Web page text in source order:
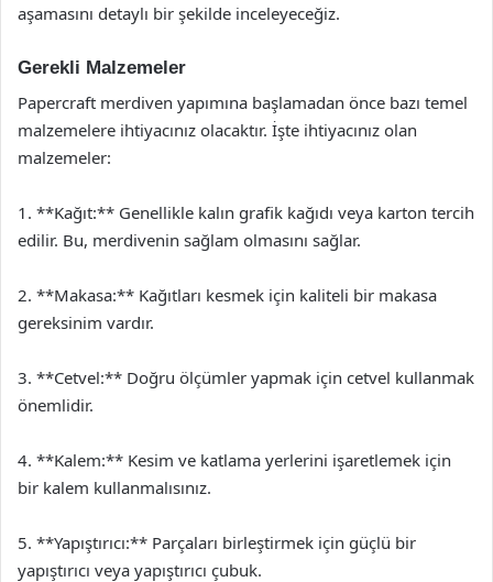
aşamasını detaylı bir şekilde inceleyeceğiz.
Gerekli Malzemeler
Papercraft merdiven yapımına başlamadan önce bazı temel
malzemelere ihtiyacınız olacaktır. İşte ihtiyacınız olan
malzemeler:
1. **Kağıt:** Genellikle kalın grafik kağıdı veya karton tercih
edilir. Bu, merdivenin sağlam olmasını sağlar.
2. **Makasa:** Kağıtları kesmek için kaliteli bir makasa
gereksinim vardır.
3. **Cetvel:** Doğru ölçümler yapmak için cetvel kullanmak
önemlidir.
4. **Kalem:** Kesim ve katlama yerlerini işaretlemek için
bir kalem kullanmalısınız.
5. **Yapıştırıcı:** Parçaları birleştirmek için güçlü bir
yapıştırıcı veya yapıştırıcı çubuk.